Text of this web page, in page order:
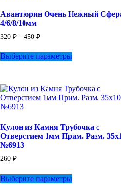
Авантюрин Очень Нежный
4/6/8/10мм
320₽ – 450₽Диапазон
320 ₽
–
Выберите параметры
Опции
можно
странице
товара.
Кулон из Камня Трубочка с
Отверстием 1мм Прим. Разм.
№6913
260₽
Выберите параметры